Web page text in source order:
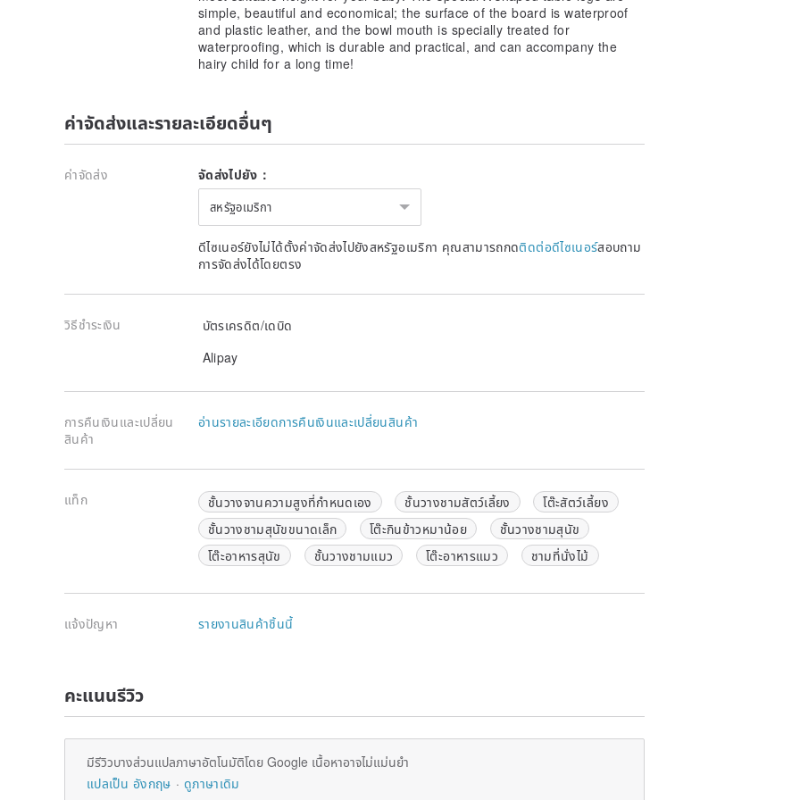
this page to choose the wood color. Please be sure to confirm the content of the product
before payment. After payment, we will not provide the service of modifying the order,
changing the wood color, and changing the bowl. This product is a customized handmade
product, and the seven-day appreciation period does not apply.
This product is purely hand-made, so it cannot be as precise and perfect as mass-
may be burrs but not scratches. Paint treatment, long-term immersion in water may cause
mildew, please do not buy if you cannot accept it.
【Number of mouths】Single mouth
[Wood color] Natural white oak, golden teak, Mandheling (three colors are optional) (due to
the different degree of color rendering of each screen, there may be a slight color
difference between the photo wood color and the actual wood color, and the actual wood
water.)
【Material】Chongxin board
pungent odor, high load-bearing solid wood strips, not easy to absorb moisture and soften!
★Imitation wood-colored plastic double-sided veneer (non-cheap Boli veneer), permanent
waterproof and no odor absorption (non-pine painted waterproof, so it will not fall off the
paint), spit hair can be brushed with vegetable melon cloth! Clean and sanitize!
cut hands, do not fall off, the texture is better and safer!
[Size] length 30cm x depth 30cm x height 30cm, the diameter of the bowl mouth is about
【Origin】Handmade in Taiwan
simple, beautiful and economical; the surface of the board is waterproof
and plastic leather, and the bowl mouth is specially treated for
waterproofing, which is durable and practical, and can accompany the
hairy child for a long time!
ค่าจัดส่งและรายละเอียดอื่นๆ
ค่าจัดส่ง จัดส่งไปยัง：
สหรัฐอเมริกา
ดีไซเนอร์ยังไม่ได้ตั้งค่าจัดส่งไปยังสหรัฐอเมริกา คุณสามารถกดติดต่อดีไซเนอร์สอบถาม
การจัดส่งได้โดยตรง
วิธีชำระเงิน
บัตรเครดิต/เดบิด
Alipay
การคืนเงินและเปลี่ยน
สินค้า
อ่านรายละเอียดการคืนเงินและเปลี่ยนสินค้า
แท็ก ชั้นวางจานความสูงที่กำหนดเอง ชั้นวางชามสัตว์เลี้ยง
โต๊ะสัตว์เลี้ยง
ชั้นวางชามสุนัขขนาดเล็ก
โต๊ะกินข้าวหมาน้อย
ชั้นวางชามสุนัข
โต๊ะอาหารสุนัข
ชั้นวางชามแมว โต๊ะอาหารแมว ชามที่นั่งไม้
แจ้งปัญหา รายงานสินค้าชิ้นนี้
คะแนนรีวิว
มีรีวิวบางส่วนแปลภาษาอัตโนมัติโดย Google เนื้อหาอาจไม่แม่นยำ
แปลเป็น อังกฤษ
ดูภาษาเดิม